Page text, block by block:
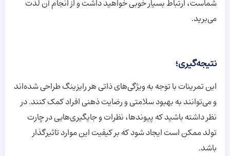
شماست، ارتباط بسیار خوبی خواهید داشت و از انجام آن لذت
می‌برید.
نتیجه‌گیری؛
این تمرینات با توجه به ویژگی‌های ذاتی هر رایزینگ طراحی شده‌اند
و می‌توانند به بهبود سلامتی و رضایت ذهنی افراد کمک کنند. در
نظر داشته باشید که پیوندها، نظرات و جایگیری‌هایی در چارت
تولد ممکن است ایجاد شود که بر کیفیت این موارد تاثیرگذار
باشد.